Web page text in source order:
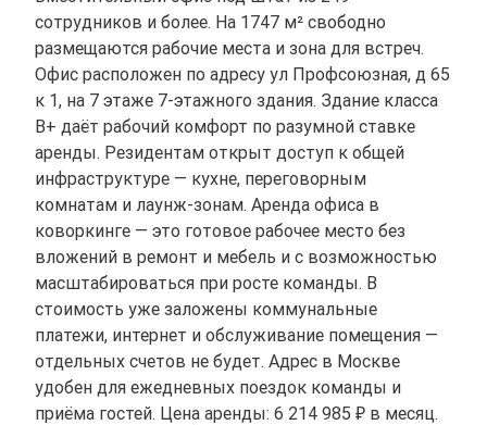
сотрудников и более. На 1747 м² свободно
размещаются рабочие места и зона для встреч.
Офис расположен по адресу ул Профсоюзная, д 65
к 1, на 7 этаже 7-этажного здания. Здание класса
B+ даёт рабочий комфорт по разумной ставке
аренды. Резидентам открыт доступ к общей
инфраструктуре — кухне, переговорным
комнатам и лаунж-зонам. Аренда офиса в
коворкинге — это готовое рабочее место без
вложений в ремонт и мебель и с возможностью
масштабироваться при росте команды. В
стоимость уже заложены коммунальные
платежи, интернет и обслуживание помещения —
отдельных счетов не будет. Адрес в Москве
удобен для ежедневных поездок команды и
приёма гостей. Цена аренды: 6 214 985 ₽ в месяц.